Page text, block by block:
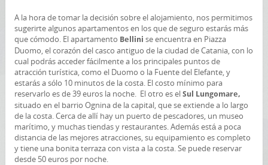
A la hora de tomar la decisión sobre el alojamiento, nos permitimos
sugerirte algunos apartamentos en los que de seguro estarás más
que cómodo. El apartamento Bellini se encuentra en Piazza
Duomo, el corazón del casco antiguo de la ciudad de Catania, con lo
cual podrás acceder fácilmente a los principales puntos de
atracción turística, como el Duomo o la Fuente del Elefante, y
estarás a sólo 10 minutos de la costa. El costo mínimo para
reservarlo es de 39 euros la noche. El otro es el Sul Lungomare,
situado en el barrio Ognina de la capital, que se extiende a lo largo
de la costa. Cerca de allí hay un puerto de pescadores, un museo
marítimo, y muchas tiendas y restaurantes. Además está a poca
distancia de las mejores atracciones, su equipamiento es completo
y tiene una bonita terraza con vista a la costa. Se puede reservar
desde 50 euros por noche.